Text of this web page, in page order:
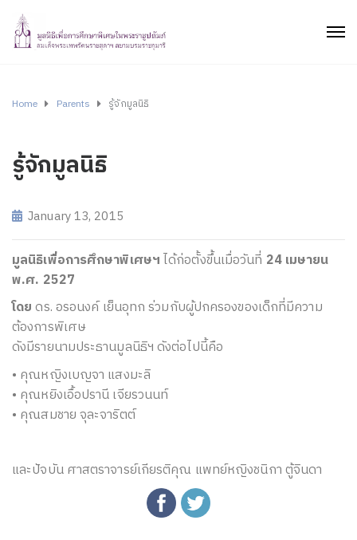
Home Parents รู้จักมูลนิธิ
รู้จักมูลนิธิ
January 13, 2015
มูลนิธิเพื่อการศึกษาพิเศษฯได้ก่อตั้งขึ้นเมื่อวันที่ 24 เมษายน
พ.ศ. 2527
โดยดร. อรอนงค์ เย็นอุทก ร่วมกับผู้ปกครองของเด็กที่มีความ
ต้องการพิเศษ
ดังมีรายนามประธานมูลนิธิฯ ดังต่อไปนี้คือ
• คุณหญิงเบญจา แสงมะลิ
• คุณหยิงเอื้อปรานี เจียรวนนท์
• คุณสมชาย จุละจาริตต์
และปัจบัน ศาสตราจารย์เกียรติคุณ แพทย์หญิงชนิกา ตู้จินดา